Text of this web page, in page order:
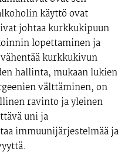
käyttö ovat
johtaa kurkkukipuun
lopettaminen ja
kurkkukivun
hallinta, mukaan lukien
välttäminen, on
ravinto ja yleinen
uni ja
immuunijärjestelmää ja